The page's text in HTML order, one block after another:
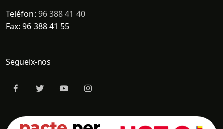
Teléfon: 96 388 41 40
Fax: 96 388 41 55
Segueix-nos